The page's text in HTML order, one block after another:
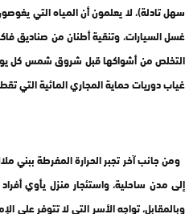
سهل تادلة)، لا يعلمون أن المياه التي
غسل السيارات، وتنقية أطنان من صناديق
التخلص من أشواكها قبل شروق شمس كل
غياب دوريات حماية المجاري المائية التي
ومن جانب آخر تجبر الحرارة المفرطة ببني
وبالمقابل، تواجه الأسر التي لا تتوفر على